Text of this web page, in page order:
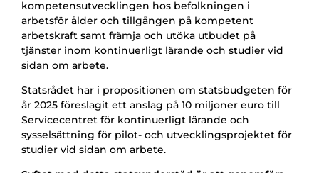
kompetensutvecklingen hos befolkningen i
arbetsför ålder och tillgången på kompetent
arbetskraft samt främja och utöka utbudet på
tjänster inom kontinuerligt lärande och studier vid
sidan om arbete.
Statsrådet har i propositionen om statsbudgeten för
år 2025 föreslagit ett anslag på 10 miljoner euro till
Servicecentret för kontinuerligt lärande och
sysselsättning för pilot- och utvecklingsprojektet för
studier vid sidan om arbete.